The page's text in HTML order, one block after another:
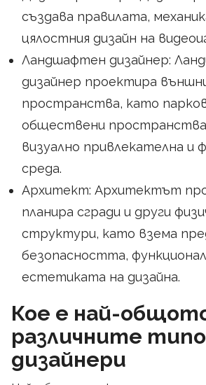
създава правилата,
цялостния дизайн на
Ландшафтен дизайнер:
дизайнер проектира
пространства, като
обществени
визуално привлекателна и
среда.
Архитект: Архитектът
планира сгради и други
структури, като взема
безопасността,
естетиката на дизайна.
Кое е най-
различните
дизайнери